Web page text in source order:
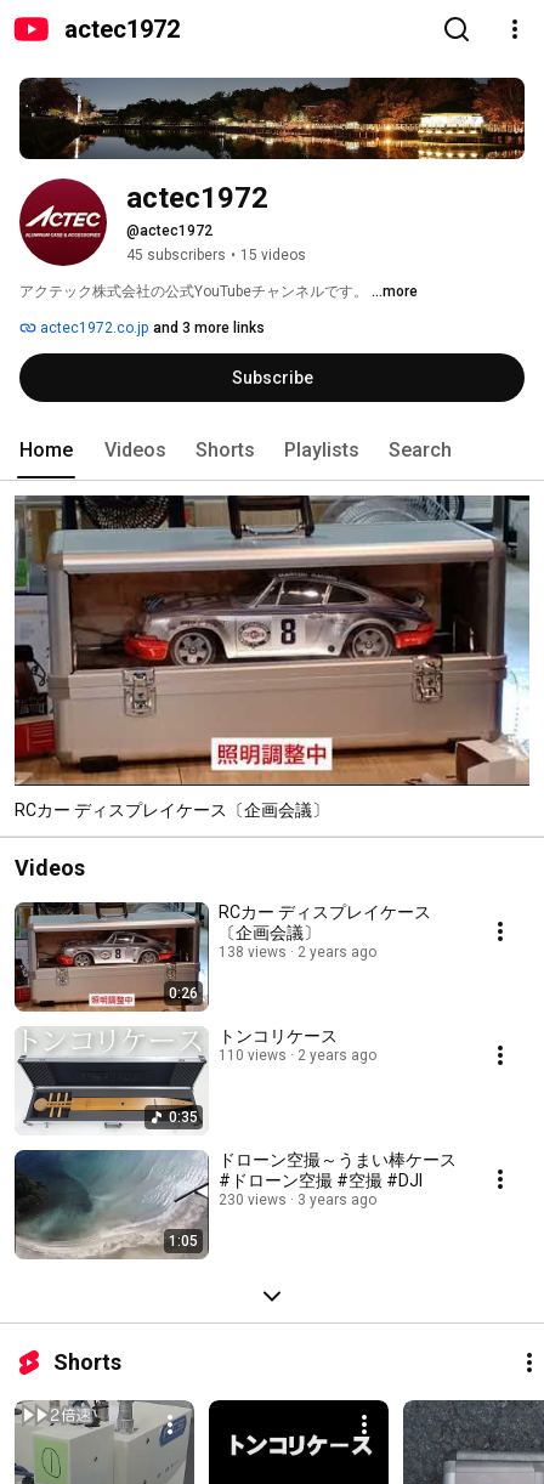
actec1972
actec1972
@actec1972
45 subscribers • 15 videos
アクテック株式会社の公式YouTubeチャンネルです。 ...more
actec1972.co.jp and 3 more links
Subscribe
Home Videos Shorts Playlists Search
RCカー ディスプレイケース〔企画会議〕
Videos
0:26
RCカー ディスプレイケース
〔企画会議〕
138 views 2 years ago
0:35
トンコリケース
110 views 2 years ago
1:05
ドローン空撮～うまい棒ケース
#ドローン空撮 #空撮 #DJI
230 views 3 years ago
Shorts